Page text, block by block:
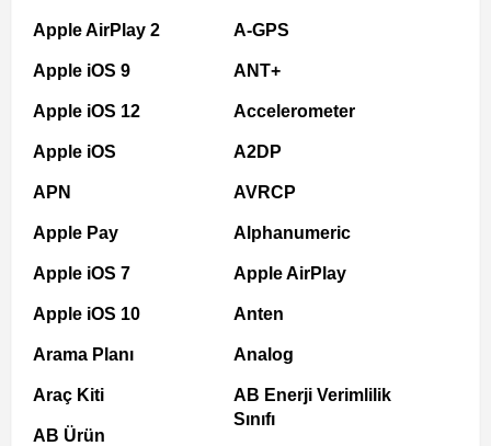
Apple AirPlay 2
Apple iOS 9
Apple iOS 12
Apple iOS
APN
Apple Pay
Apple iOS 7
Apple iOS 10
Arama Planı
Araç Kiti
AB Ürün
A-GPS
ANT+
Accelerometer
A2DP
AVRCP
Alphanumeric
Apple AirPlay
Anten
Analog
AB Enerji Verimlilik
Sınıfı